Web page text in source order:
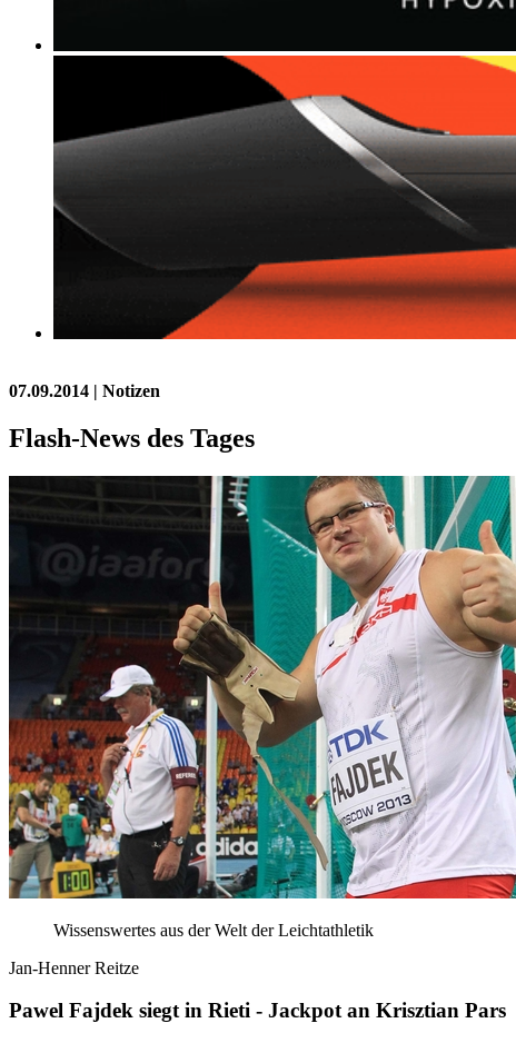
07.09.2014 | Notizen
Flash-News des Tages
Wissenswertes aus der Welt der Leichtathletik
Jan-Henner Reitze
Pawel Fajdek siegt in Rieti - Jackpot an Krisztian Pars